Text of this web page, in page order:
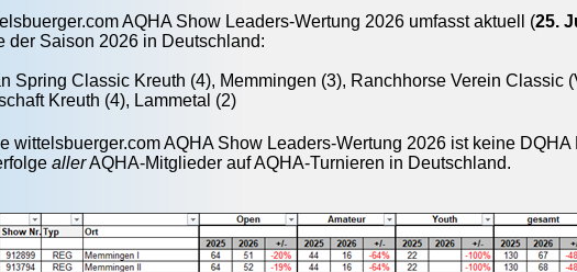
AQHA Show Leaders-Wertung 2026 umfasst aktuell (25.
der Saison 2026 in Deutschland:
Spring Classic Kreuth (4), Memmingen (3), Ranchhorse Verein Classic
Kreuth (4), Lammetal (2)
wittelsbuerger.com AQHA Show Leaders-Wertung 2026 ist keine
allerAQHA-Mitglieder auf AQHA-Turnieren in Deutschland.